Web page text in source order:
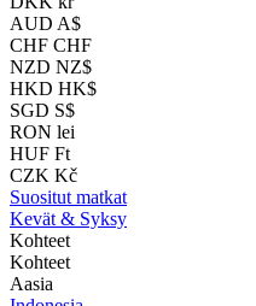
AUD A$
CHF CHF
NZD NZ$
HKD HK$
SGD S$
RON lei
HUF Ft
CZK Kč
Suositut matkat
Kevät & Syksy
Kohteet
Kohteet
Aasia